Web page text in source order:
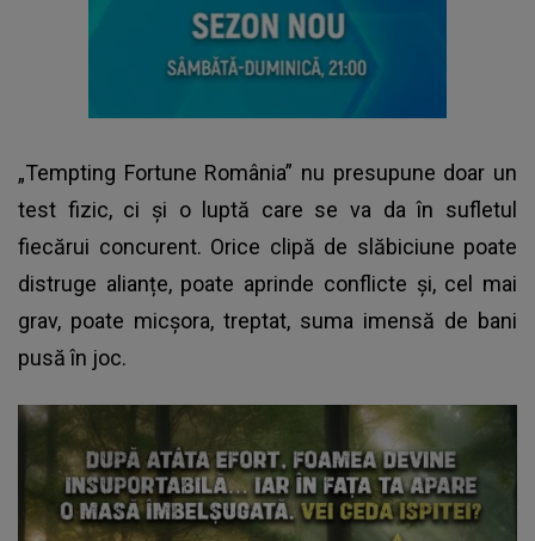
„Tempting Fortune România” nu presupune doar un
test fizic, ci și o luptă care se va da în sufletul
fiecărui concurent. Orice clipă de slăbiciune poate
distruge alianțe, poate aprinde conflicte și, cel mai
grav, poate micşora, treptat, suma imensă de bani
pusă în joc.